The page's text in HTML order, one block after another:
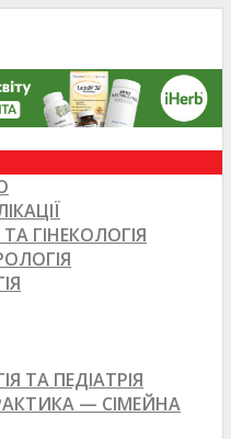
ГІНЕКОЛОГІЯ
ТА ПЕДІАТРІЯ
— СІМЕЙНА